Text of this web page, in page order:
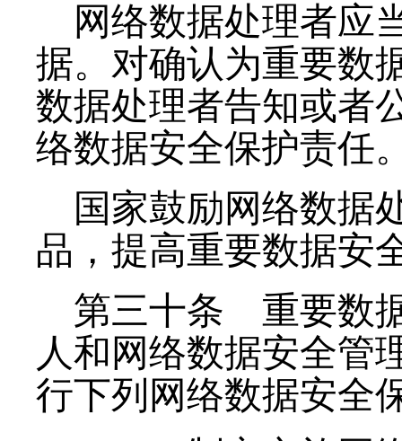
网络数据处理者应
据。对确认为重要数
数据处理者告知或者
络数据安全保护责任
国家鼓励网络数据
品，提高重要数据安
第三十条 重要数
人和网络数据安全管
行下列网络数据安全